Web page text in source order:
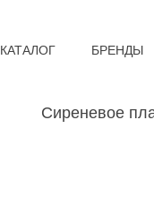
КАТАЛОГ БРЕНДЫ